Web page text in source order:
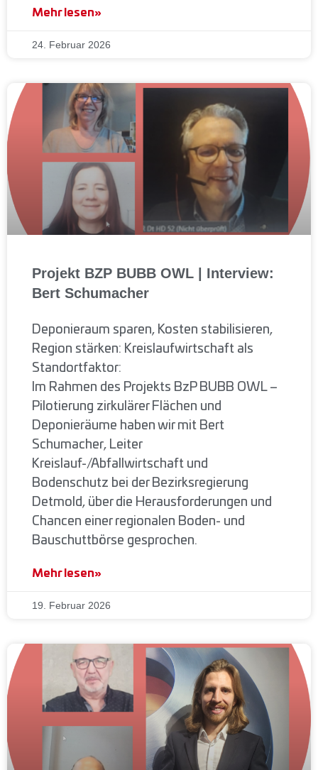
Mehr lesen»
24. Februar 2026
Projekt BZP BUBB OWL | Interview:
Bert Schumacher
Deponieraum sparen, Kosten stabilisieren,
Region stärken: Kreislaufwirtschaft als
Standortfaktor:
Im Rahmen des Projekts BzP BUBB OWL –
Pilotierung zirkulärer Flächen und
Deponieräume haben wir mit Bert
Schumacher, Leiter
Kreislauf-/Abfallwirtschaft und
Bodenschutz bei der Bezirksregierung
Detmold, über die Herausforderungen und
Chancen einer regionalen Boden- und
Bauschuttbörse gesprochen.
Mehr lesen»
19. Februar 2026